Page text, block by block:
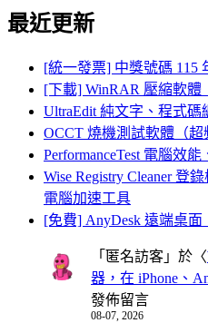
最近更新
[統一發票] 中獎號碼 115
[下載] WinRAR 壓縮軟體
UltraEdit 純文字、程式碼
OCCT 燒機測試軟體（超
PerformanceTest 電腦效
Wise Registry Cleaner 登
電腦加速工具
[免費] AnyDesk 遠端桌面
「 匿名訪客 」於〈
器，在 iPhone、
發佈留言
08-07, 2026